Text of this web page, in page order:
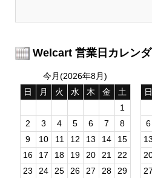
Welcart 営業日カレン
今月(2026年8月)
日
月 火 水 木 金
土
1
2
3 4 5 6 7
8
9
10 11 12 13 14
15
16
17 18 19 20 21
22
23
24 25 26 27 28
29
日
6
13
27